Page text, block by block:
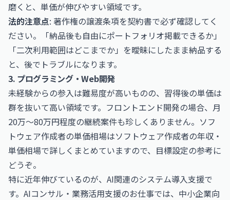
磨くと、単価が伸びやすい領域です。
法的注意点: 著作権の譲渡条項を契約書で必ず確認してく
ださい。「納品後も自由にポートフォリオ掲載できるか」
「二次利用範囲はどこまでか」を曖昧にしたまま納品する
と、後でトラブルになります。
3. プログラミング・Web開発
未経験からの参入は難易度が高いものの、習得後の単価は
群を抜いて高い領域です。フロントエンド開発の場合、月
20万〜80万円程度の継続案件も珍しくありません。ソフ
トウェア作成者の単価相場はソフトウェア作成者の年収・
単価相場で詳しくまとめていますので、目標設定の参考に
どうぞ。
特に近年伸びているのが、AI関連のシステム導入支援で
す。 AIコンサル・業務活用支援のお仕事では、中小企業向